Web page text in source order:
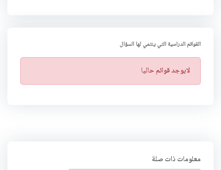
القوائم الدراسية التي ينتمي لها السؤال
ت
ن
لايوجد قوائم حاليا
معلومات ذات صلة